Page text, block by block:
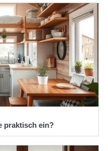
praktisch ein?